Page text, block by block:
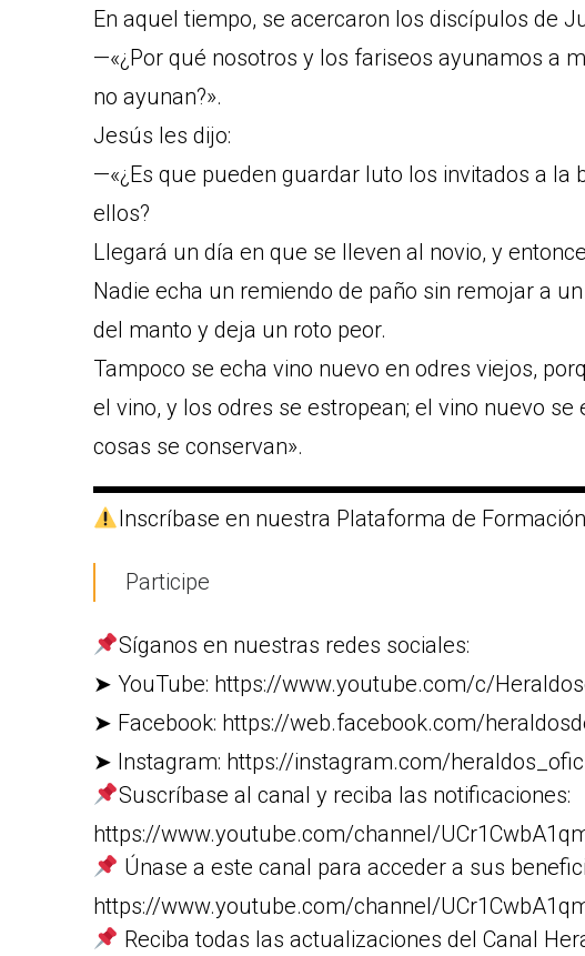
En aquel tiempo, se acercaron los discípulos de
—«¿Por qué nosotros y los fariseos ayunamos a
no ayunan?».
Jesús les dijo:
—«¿Es que pueden guardar luto los invitados a la
ellos?
Llegará un día en que se lleven al novio, y
Nadie echa un remiendo de paño sin remojar a
del manto y deja un roto peor.
Tampoco se echa vino nuevo en odres viejos,
el vino, y los odres se estropean; el vino nuevo
cosas se conservan».
Inscríbase en nuestra Plataforma de
Participe
Síganos en nuestras redes sociales:
➤ YouTube: https://www.youtube.com/c/
➤ Facebook: https://web.facebook.com/
➤ Instagram: https://instagram.com/
Suscríbase al canal y reciba las notificaciones:
https://www.youtube.com/channel/
Únase a este canal para acceder a sus
https://www.youtube.com/channel/
Reciba todas las actualizaciones del Canal